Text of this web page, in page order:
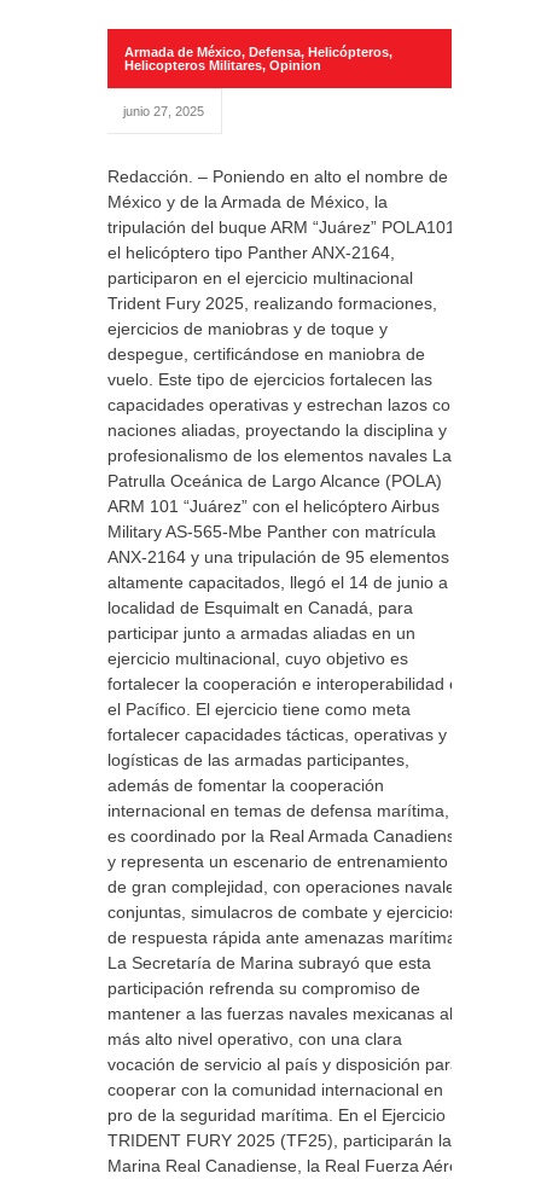
Armada de México, Defensa, Helicópteros,
Helicopteros Militares, Opinion
junio 27, 2025
Redacción. – Poniendo en alto el nombre de
México y de la Armada de México, la
tripulación del buque ARM “Juárez” POLA101 y
el helicóptero tipo Panther ANX-2164,
participaron en el ejercicio multinacional
Trident Fury 2025, realizando formaciones,
ejercicios de maniobras y de toque y
despegue, certificándose en maniobra de
vuelo. Este tipo de ejercicios fortalecen las
capacidades operativas y estrechan lazos con
naciones aliadas, proyectando la disciplina y
profesionalismo de los elementos navales La
Patrulla Oceánica de Largo Alcance (POLA)
ARM 101 “Juárez” con el helicóptero Airbus
Military AS-565-Mbe Panther con matrícula
ANX-2164 y una tripulación de 95 elementos
altamente capacitados, llegó el 14 de junio a la
localidad de Esquimalt en Canadá, para
participar junto a armadas aliadas en un
ejercicio multinacional, cuyo objetivo es
fortalecer la cooperación e interoperabilidad en
el Pacífico. El ejercicio tiene como meta
fortalecer capacidades tácticas, operativas y
logísticas de las armadas participantes,
además de fomentar la cooperación
internacional en temas de defensa marítima,
es coordinado por la Real Armada Canadiense
y representa un escenario de entrenamiento
de gran complejidad, con operaciones navales
conjuntas, simulacros de combate y ejercicios
de respuesta rápida ante amenazas marítimas.
La Secretaría de Marina subrayó que esta
participación refrenda su compromiso de
mantener a las fuerzas navales mexicanas al
más alto nivel operativo, con una clara
vocación de servicio al país y disposición para
cooperar con la comunidad internacional en
pro de la seguridad marítima. En el Ejercicio
TRIDENT FURY 2025 (TF25), participarán la
Marina Real Canadiense, la Real Fuerza Aérea